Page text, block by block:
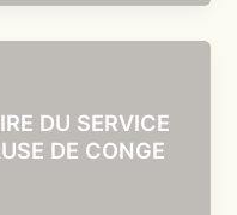
DU SERVICE
DE CONGE